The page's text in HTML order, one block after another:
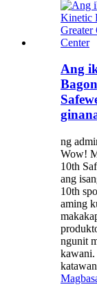
Ang
ng
Wow!
10th
ang
10th
aming
ngunit
kawani.